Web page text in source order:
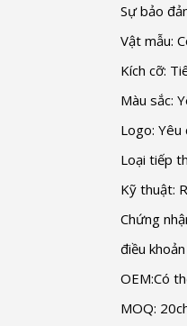
Sự bảo
Vật mẫu:
Kích cỡ:
Màu sắc:
Logo: Yêu
Loại tiếp
Kỹ thuật:
Chứng
điều
OEM:Có
MOQ: